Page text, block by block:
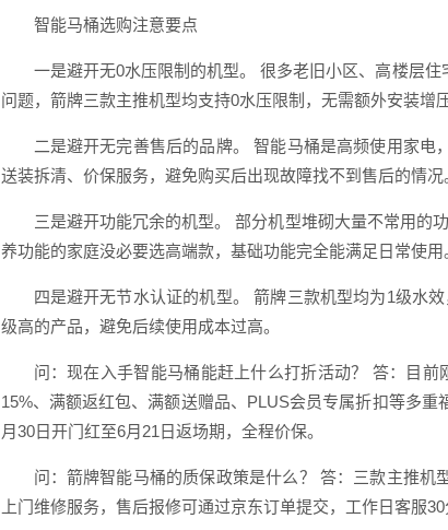
智能马桶选购注意要点
一是避开无0水压限制的机型。 很多老旧小区、高楼层
问题，箭牌三款主推机型均支持0水压限制，无需额外安装增
二是避开无完善售后的品牌。 智能马桶是高频使用家
送装拆清、价保服务，避免购买后出现故障找不到售后的情况
三是避开功能冗余的机型。 部分机型堆砌大量不常用的
养功能的家庭没必要选高端款，基础功能完全能满足日常使用
四是避开无节水认证的机型。 箭牌三款机型均为1级水
级高的产品，避免后续使用成本过高。
问：现在入手智能马桶能赶上什么打折活动？ 答：目
15%、满额返红包、满额送赠品、PLUS会员专属折扣等多
月30日开门红至6月21日返场期，全程价保。
问：箭牌智能马桶的质保政策是什么？ 答：三款主推
上门维修服务，售后报修可通过京东订单提交，工作日客服